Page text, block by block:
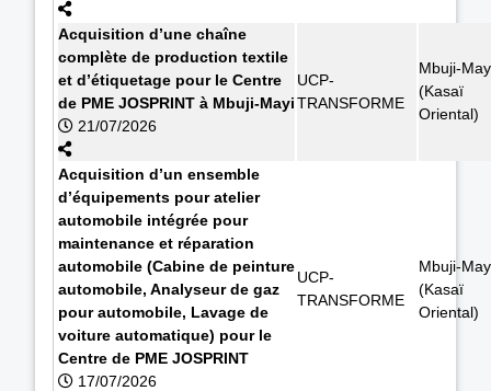
Acquisition d’une chaîne
complète de production textile
et d’étiquetage pour le Centre
de PME JOSPRINT à Mbuji-Mayi
21/07/2026
UCP-
TRANSFORME
Mbuji-
(Kasaï
Oriental)
Acquisition d’un ensemble
d’équipements pour atelier
automobile intégrée pour
maintenance et réparation
automobile (Cabine de peinture
automobile, Analyseur de gaz
pour automobile, Lavage de
voiture automatique) pour le
Centre de PME JOSPRINT
17/07/2026
UCP-
TRANSFORME
Mbuji-
(Kasaï
Oriental)